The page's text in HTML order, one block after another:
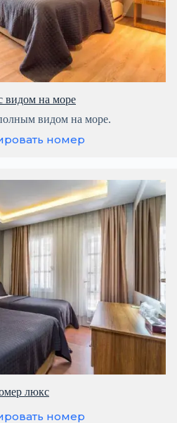
видом на море
видом на море.
номер
люкс
номер